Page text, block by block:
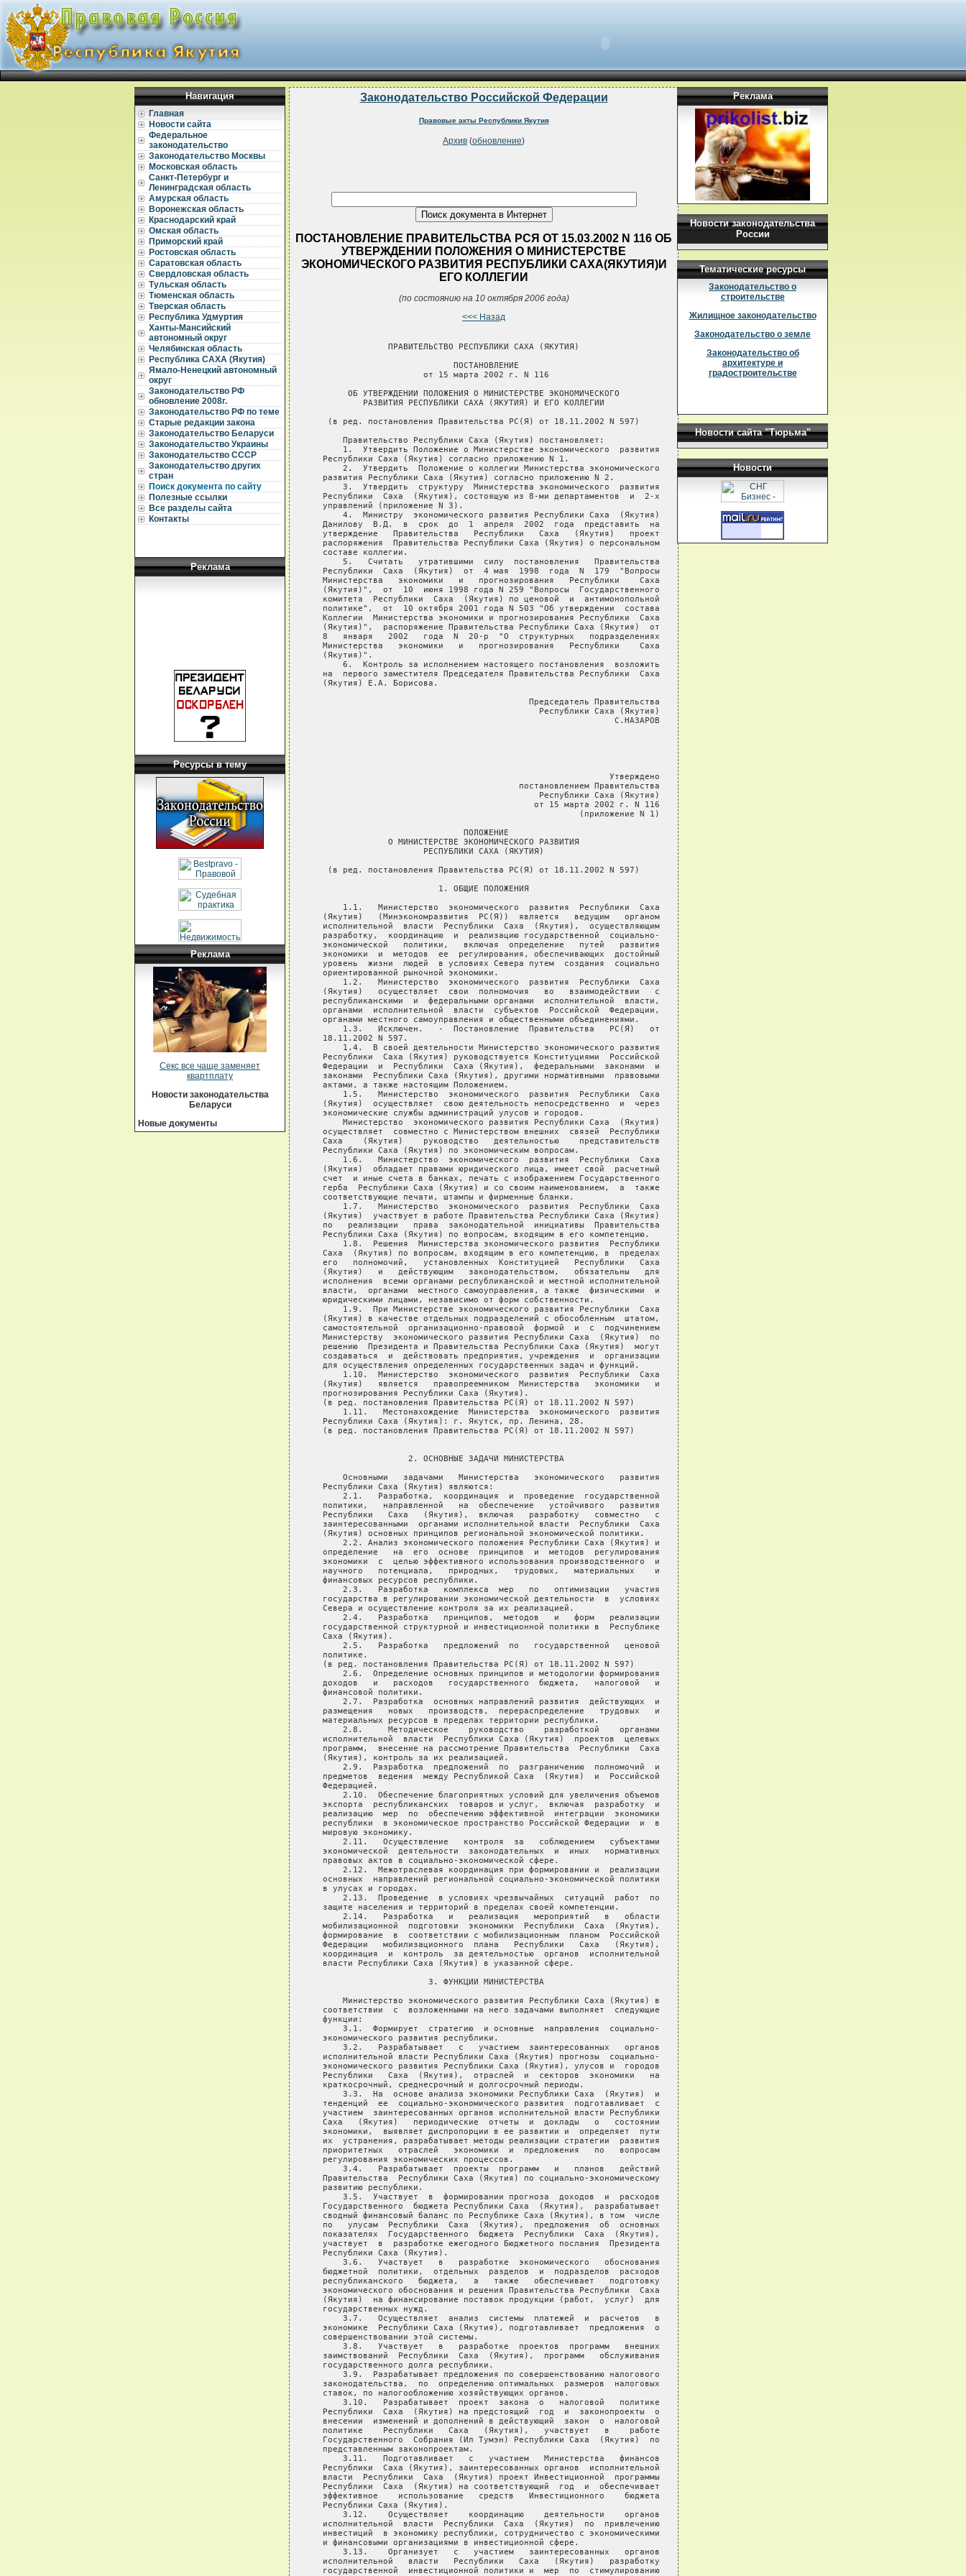
Навигация
Главная
Новости сайта
Федеральное
законодательство
Законодательство Москвы
Московская область
Санкт-Петербург и
Ленинградская область
Амурская область
Воронежская область
Краснодарский край
Омская область
Приморский край
Ростовская область
Саратовская область
Свердловская область
Тульская область
Тюменская область
Тверская область
Республика Удмуртия
Ханты-Мансийский
автономный округ
Челябинская область
Республика САХА (Якутия)
Ямало-Ненецкий автономный
округ
Законодательство РФ
обновление 2008г.
Законодательство РФ по теме
Старые редакции закона
Законодательство Беларуси
Законодательство Украины
Законодательство СССР
Законодательство других
стран
Поиск документа по сайту
Полезные ссылки
Все разделы сайта
Контакты
Реклама
Ресурсы в тему
Реклама
Секс все чаще заменяет
квартплату
Новости законодательства
Беларуси
Новые документы
Законодательство Российской Федерации
Правовые акты Республики Якутия
Архив (обновление)
ПОСТАНОВЛЕНИЕ ПРАВИТЕЛЬСТВА РСЯ ОТ 15.03.2002 N 116 ОБ
УТВЕРЖДЕНИИ ПОЛОЖЕНИЯ О МИНИСТЕРСТВЕ
ЭКОНОМИЧЕСКОГО РАЗВИТИЯ РЕСПУБЛИКИ САХА(ЯКУТИЯ)И
ЕГО КОЛЛЕГИИ
(по состоянию на 10 октября 2006 года)
<<< Назад
Реклама
Новости законодательства
России
Тематические ресурсы
Законодательство о
строительстве
Жилищное законодательство
Законодательство о земле
Законодательство об
архитектуре и
градостроительстве
Новости сайта "Тюрьма"
Новости